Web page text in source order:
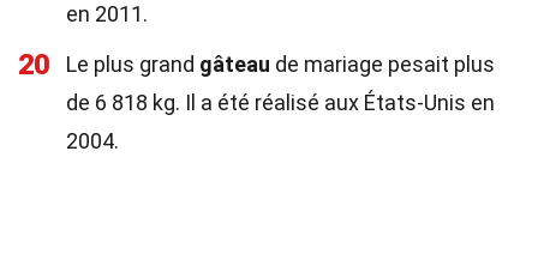
en 2011.
20 Le plus grand gâteau de mariage pesait plus
de 6 818 kg. Il a été réalisé aux États-Unis en
2004.